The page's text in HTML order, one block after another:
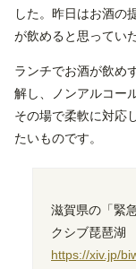
した。昨日はお酒の
が飲めると思ってい
ランチでお酒が飲め
解し、ノンアルコー
その場で柔軟に対応
たいものです。
滋賀県の「緊
クシブ琵琶湖
https://xiv.jp/